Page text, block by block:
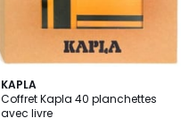
KAPLA
Coffret Kapla 40 planchettes
avec livre